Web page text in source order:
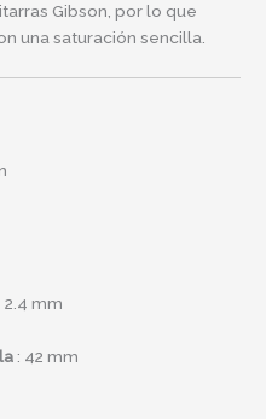
Gibson, por lo que
una saturación sencilla.
mm
: 42 mm